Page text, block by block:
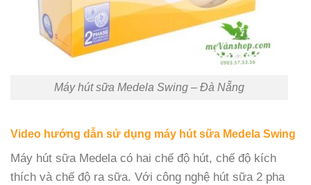
Máy hút sữa Medela Swing – Đà Nẵng
Video hướng dẫn sử dụng máy hút sữa Medela Swing
Máy hút sữa Medela có hai chế độ hút, chế độ kích
thích và chế độ ra sữa. Với công nghệ hút sữa 2 pha